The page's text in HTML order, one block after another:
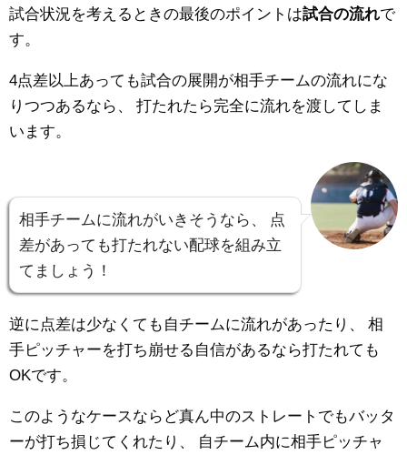
試合状況を考えるときの最後のポイントは試合の流れで
す。
4点差以上あっても試合の展開が相手チームの流れにな
りつつあるなら、
打たれたら完全に流れを渡してしま
います。
相手チームに流れがいきそうなら、
点
差があっても打たれない配球を組み立
てましょう！
逆に点差は少なくても自チームに流れがあったり、
相
手ピッチャーを打ち崩せる自信があるなら打たれても
OKです。
このようなケースならど真ん中のストレートでもバッタ
ーが打ち損じてくれたり、
自チーム内に相手ピッチャ